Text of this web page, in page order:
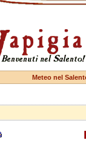
Meteo nel